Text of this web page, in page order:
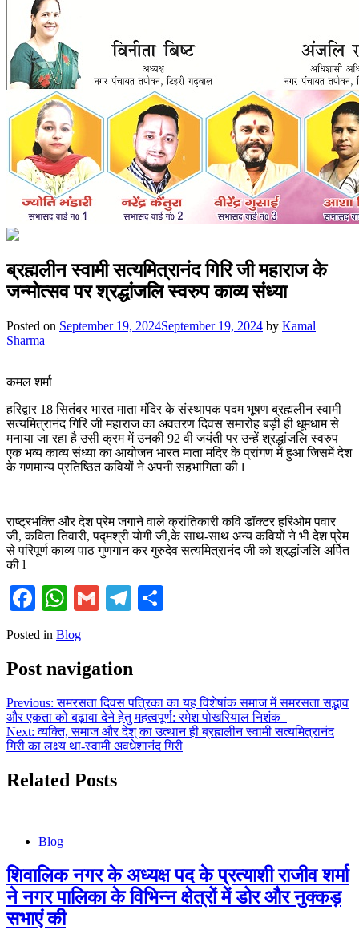
ब्रह्मलीन स्वामी सत्यमित्रानंद गिरि जी महाराज के
जन्मोत्सव पर श्रद्धांजलि स्वरुप काव्य संध्या
Posted on September 19, 2024September 19, 2024 by Kamal
Sharma
कमल शर्मा
हरिद्वार 18 सितंबर भारत माता मंदिर के संस्थापक पदम भूषण ब्रह्मलीन स्वामी
सत्यमित्रानंद गिरि जी महाराज का अवतरण दिवस समारोह बड़ी ही धूमधाम से
मनाया जा रहा है उसी क्रम में उनकी 92 वी जयंती पर उन्हें श्रद्धांजलि स्वरुप
एक भव्य काव्य संध्या का आयोजन भारत माता मंदिर के प्रांगण में हुआ जिसमें देश
के गणमान्य प्रतिष्ठित कवियों ने अपनी सहभागिता की l
राष्ट्रभक्ति और देश प्रेम जगाने वाले क्रांतिकारी कवि डॉक्टर हरिओम पवार
जी, कविता तिवारी, पद्मश्री योगी जी,के साथ-साथ अन्य कवियों ने भी देश प्रेम
से परिपूर्ण काव्य पाठ गुणगान कर गुरुदेव सत्यमित्रानंद जी को श्रद्धांजलि अर्पित
की l
Facebook
WhatsApp
GmailTelegram
Posted in Blog
Post navigation
Previous: समरसता दिवस पत्रिका का यह विशेषांक समाज में समरसता सद्भाव
और एकता को बढ़ावा देने हेतु महत्वपूर्ण: रमेश पोखरियाल निशंक
Next: व्यक्ति, समाज और देश् का उत्थान ही ब्रह्मलीन स्वामी सत्यमित्रानंद
गिरी का लक्ष्य था-स्वामी अवधेशानंद गिरी
Related Posts
Blog
शिवालिक नगर के अध्यक्ष पद के प्रत्याशी राजीव शर्मा
ने नगर पालिका के विभिन्न क्षेत्रों में डोर और नुक्कड़
सभाएं की